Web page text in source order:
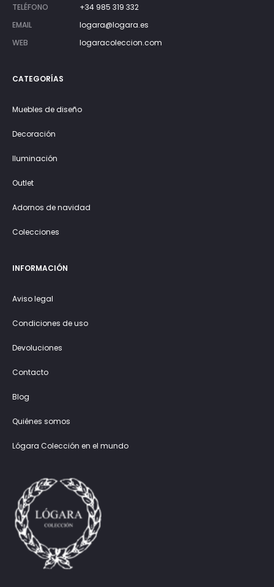
TELÉFONO
+34 985 319 332
EMAIL
logara@logara.es
WEB
logaracoleccion.com
CATEGORÍAS
Muebles de diseño
Decoración
Iluminación
Outlet
Adornos de navidad
Colecciones
INFORMACIÓN
Aviso legal
Condiciones de uso
Devoluciones
Contacto
Blog
Quiénes somos
Lógara Colección en el mundo